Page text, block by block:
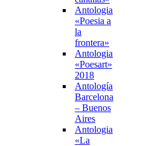
Antologia
«Poesia a
la
frontera»
Antologia
«Poesart»
2018
Antología
Barcelona
– Buenos
Aires
Antologia
«La